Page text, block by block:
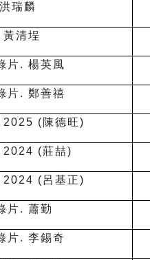
瑞麟
清埕
片. 楊英風
片. 鄭善禧
2025 (陳德旺)
2024 (莊喆)
2024 (呂基正)
片. 蕭勤
片. 李錫奇